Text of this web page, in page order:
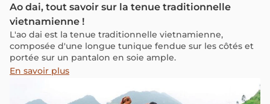
Ao dai, tout savoir sur la tenue traditionnelle
vietnamienne !
L'ao dai est la tenue traditionnelle vietnamienne,
composée d'une longue tunique fendue sur les côtés et
portée sur un pantalon en soie ample.
En savoir plus